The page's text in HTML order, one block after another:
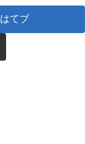
はてブ